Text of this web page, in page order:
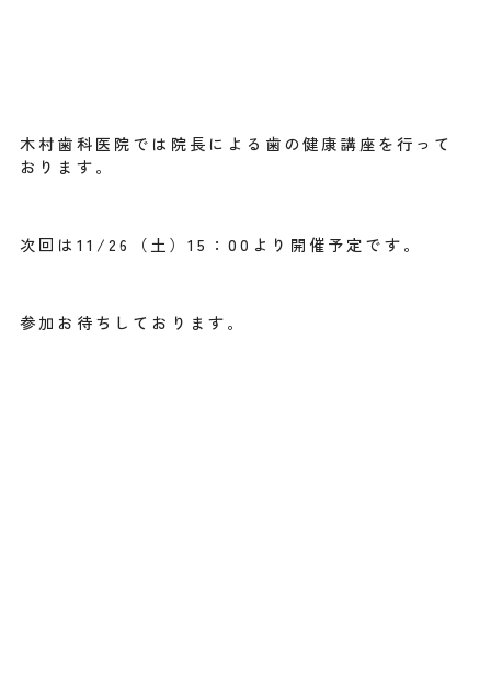
木村歯科医院では院長による歯の健康講座を行って
おります。
次回は11/26（土）15：00より開催予定です。
参加お待ちしております。